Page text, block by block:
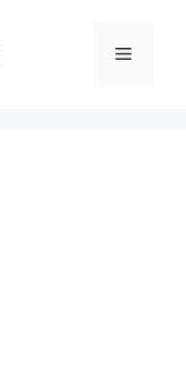
Menü